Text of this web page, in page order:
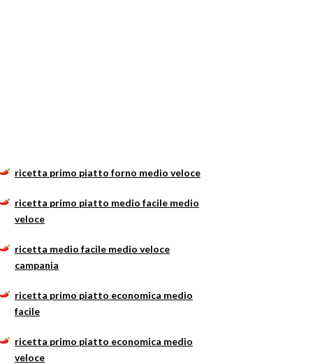
ricetta primo piatto forno medio veloce
ricetta primo piatto medio facile medio
veloce
ricetta medio facile medio veloce
campania
ricetta primo piatto economica medio
facile
ricetta primo piatto economica medio
veloce